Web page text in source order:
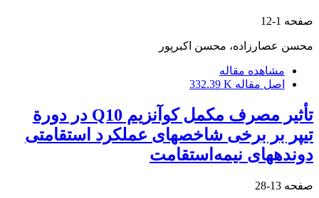
صفحه 1-12
محسن عصارزاده، محسن اکبرپور
مشاهده مقاله
اصل مقاله 332.39 K
تأثیر مصرف مکمل کوآنزیم Q10 در دورة
تیپر بر برخی شاخص‏های عملکرد استقامتی
دونده‏های نیمه‌استقامت
صفحه 13-28